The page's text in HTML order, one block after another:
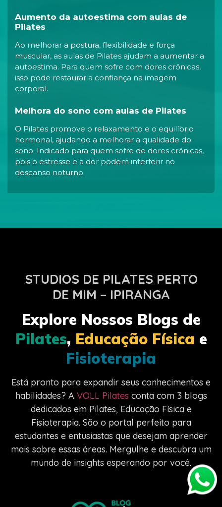
Aumento da autoestima com aulas de
Pilates
Ao melhorar a postura, flexibilidade e força
muscular, as aulas de Pilates ajudam a aumentar a
autoestima. Para quem sofre com dores crônicas,
isso pode restaurar a confiança na imagem
corporal.
Melhora do sono com aulas de Pilates
O Pilates promove o relaxamento e o equilíbrio
hormonal, ajudando a melhorar a qualidade do
sono. Indicado para quem sofre de dores crônicas,
pois o estresse e a dor podem interferir no
descanso noturno.
STUDIOS DE PILATES PERTO
DE MIM – IPIRANGA
Explore Nossos Blogs de
Pilates, Educação Física e
Fisioterapia
Está pronto para expandir seus conhecimentos e
habilidades? A VOLL Pilates conta com 3 blogs
dedicados em Pilates, Educação Física e
Fisioterapia. São o portal perfeito para
estudantes e entusiastas que desejam aprender
mais sobre essas áreas. Mergulhe e descubra um
mundo de insights esperando por você.